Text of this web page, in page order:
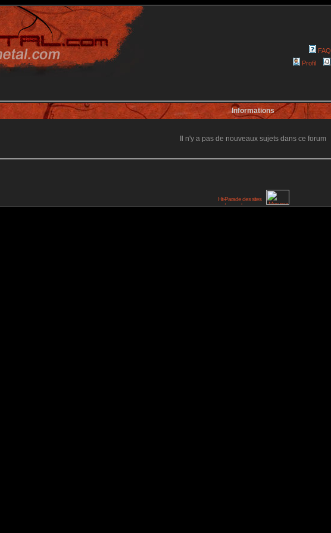
FAQ
Profil
Informations
Il n'y a pas de nouveaux sujets dans ce forum